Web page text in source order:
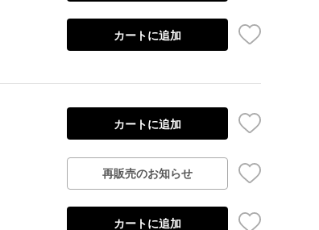
カートに追加
カートに追加
再販売のお知らせ
カートに追加